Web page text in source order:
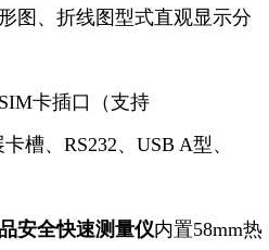
图、折线图型式直观显示分
卡插口（支持
槽、RS232、USB A型、
安全快速测量仪内置58mm热